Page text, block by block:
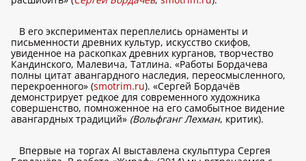
В его экспериментах переплелись орнаменты и
письменности древних культур, искусство скифов,
увиденное на раскопках древних курганов, творчество
Кандинского, Малевича, Татлина. «Работы Бордачева
полны цитат авангардного наследия, переосмысленного,
перекроенного» (smotrim.ru). «Сергей Бордачёв
демонстрирует редкое для современного художника
совершенство, помноженное на его самобытное видение
авангардных традиций» (Вольфганг Лехман, критик).
Впервые на торгах AI выставлена скульптура Сергея